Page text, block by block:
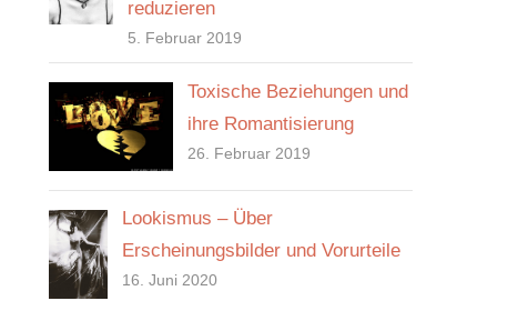
reduzieren
5. Februar 2019
Toxische Beziehungen und
ihre Romantisierung
26. Februar 2019
Lookismus – Über
Erscheinungsbilder und Vorurteile
16. Juni 2020